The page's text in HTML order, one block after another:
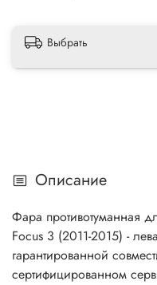
Выбрать
Описание
Фара противотуманная
Focus 3 (2011-2015) -
гарантированной
сертифицированном